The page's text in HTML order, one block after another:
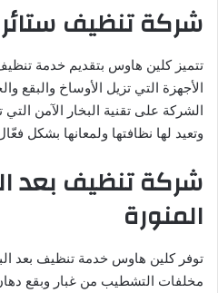
شركة تنظيف ستائر
تتميز كلين هاوس بتقديم خدمة
الأجهزة التي تزيل الأوساخ والبقع
الشركة على تقنية البخار الآمن
وتعيد لها نظافتها ولمعانها بشكل
شركة تنظيف بعد
المنورة
توفر كلين هاوس خدمة تنظيف بعد
مخلفات التشطيب من غبار وبقع